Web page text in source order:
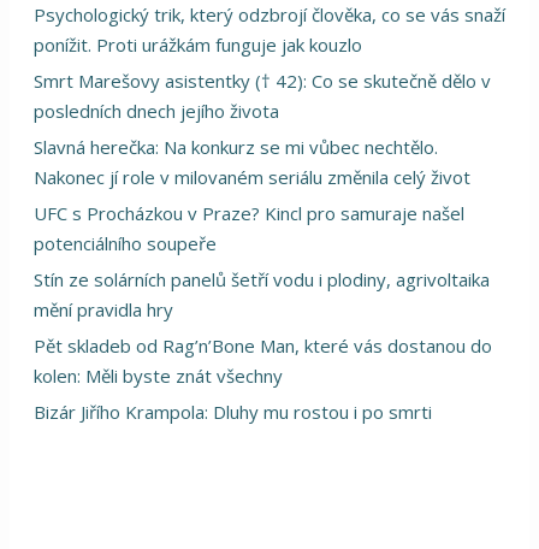
Psychologický trik, který odzbrojí člověka, co se vás snaží
ponížit. Proti urážkám funguje jak kouzlo
Smrt Marešovy asistentky († 42): Co se skutečně dělo v
posledních dnech jejího života
Slavná herečka: Na konkurz se mi vůbec nechtělo.
Nakonec jí role v milovaném seriálu změnila celý život
UFC s Procházkou v Praze? Kincl pro samuraje našel
potenciálního soupeře
Stín ze solárních panelů šetří vodu i plodiny, agrivoltaika
mění pravidla hry
Pět skladeb od Rag’n’Bone Man, které vás dostanou do
kolen: Měli byste znát všechny
Bizár Jiřího Krampola: Dluhy mu rostou i po smrti